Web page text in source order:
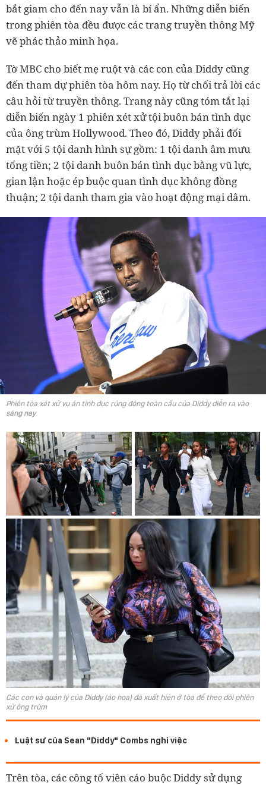
bắt giam cho đến nay vẫn là bí ẩn. Những diễn biến
trong phiên tòa đều được các trang truyền thông Mỹ
vẽ phác thảo minh họa.
Tờ MBC cho biết mẹ ruột và các con của Diddy cũng
đến tham dự phiên tòa hôm nay. Họ từ chối trả lời các
câu hỏi từ truyền thông. Trang này cũng tóm tắt lại
diễn biến ngày 1 phiên xét xử tội buôn bán tình dục
của ông trùm Hollywood. Theo đó, Diddy phải đối
mặt với 5 tội danh hình sự gồm: 1 tội danh âm mưu
tống tiền; 2 tội danh buôn bán tình dục bằng vũ lực,
gian lận hoặc ép buộc quan tình dục không đồng
thuận; 2 tội danh tham gia vào hoạt động mại dâm.
Phiên tòa xét xử vụ án tình dục rúng động toàn cầu của Diddy diễn ra vào
sáng nay
Các con và quản lý của Diddy (áo hoa) đã xuất hiện ở tòa để theo dõi phiên
xử ông trùm
Luật sư của Sean "Diddy" Combs nghỉ việc
Trên tòa, các công tố viên cáo buộc Diddy sử dụng